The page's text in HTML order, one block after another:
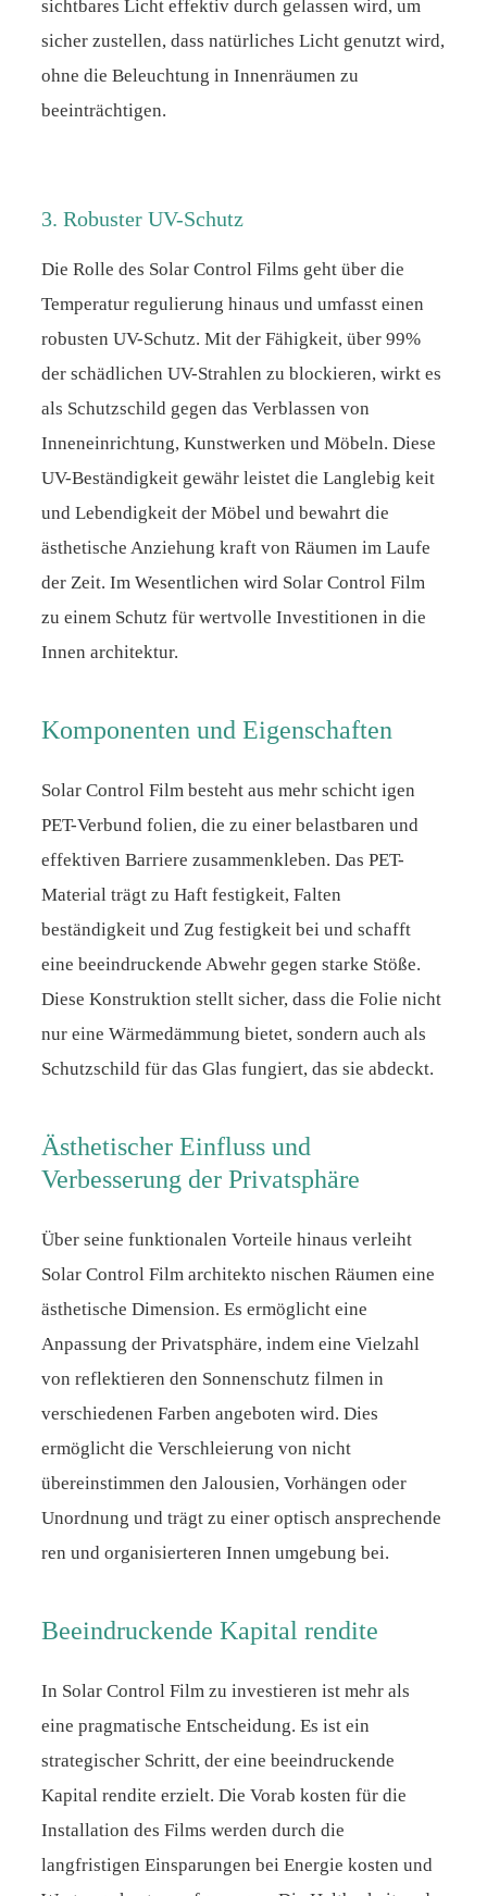
sichtbares Licht effektiv durch gelassen wird, um
sicher zustellen, dass natürliches Licht genutzt wird,
ohne die Beleuchtung in Innenräumen zu
beeinträchtigen.
3. Robuster UV-Schutz
Die Rolle des Solar Control Films geht über die
Temperatur regulierung hinaus und umfasst einen
robusten UV-Schutz. Mit der Fähigkeit, über 99%
der schädlichen UV-Strahlen zu blockieren, wirkt es
als Schutzschild gegen das Verblassen von
Inneneinrichtung, Kunstwerken und Möbeln. Diese
UV-Beständigkeit gewähr leistet die Langlebig keit
und Lebendigkeit der Möbel und bewahrt die
ästhetische Anziehung kraft von Räumen im Laufe
der Zeit. Im Wesentlichen wird Solar Control Film
zu einem Schutz für wertvolle Investitionen in die
Innen architektur.
Komponenten und Eigenschaften
Solar Control Film besteht aus mehr schicht igen
PET-Verbund folien, die zu einer belastbaren und
effektiven Barriere zusammenkleben. Das PET-
Material trägt zu Haft festigkeit, Falten
beständigkeit und Zug festigkeit bei und schafft
eine beeindruckende Abwehr gegen starke Stöße.
Diese Konstruktion stellt sicher, dass die Folie nicht
nur eine Wärmedämmung bietet, sondern auch als
Schutzschild für das Glas fungiert, das sie abdeckt.
Ästhetischer Einfluss und
Verbesserung der Privatsphäre
Über seine funktionalen Vorteile hinaus verleiht
Solar Control Film architekto nischen Räumen eine
ästhetische Dimension. Es ermöglicht eine
Anpassung der Privatsphäre, indem eine Vielzahl
von reflektieren den Sonnenschutz filmen in
verschiedenen Farben angeboten wird. Dies
ermöglicht die Verschleierung von nicht
übereinstimmen den Jalousien, Vorhängen oder
Unordnung und trägt zu einer optisch ansprechende
ren und organisierteren Innen umgebung bei.
Beeindruckende Kapital rendite
In Solar Control Film zu investieren ist mehr als
eine pragmatische Entscheidung. Es ist ein
strategischer Schritt, der eine beeindruckende
Kapital rendite erzielt. Die Vorab kosten für die
Installation des Films werden durch die
langfristigen Einsparungen bei Energie kosten und